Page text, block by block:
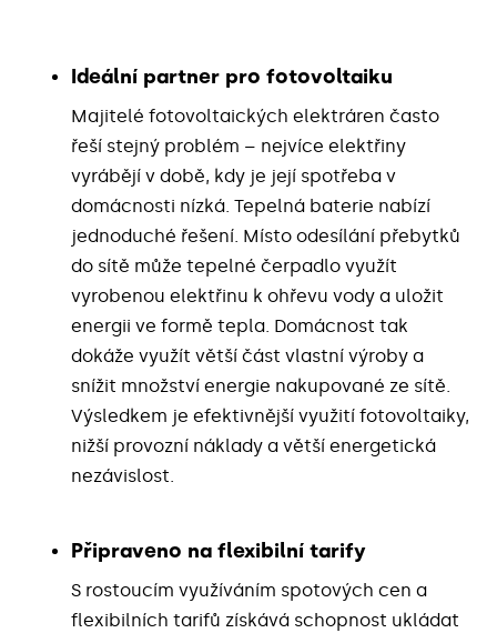
Ideální partner pro fotovoltaiku
Majitelé fotovoltaických elektráren často
řeší stejný problém – nejvíce elektřiny
vyrábějí v době, kdy je její spotřeba v
domácnosti nízká. Tepelná baterie nabízí
jednoduché řešení. Místo odesílání přebytků
do sítě může tepelné čerpadlo využít
vyrobenou elektřinu k ohřevu vody a uložit
energii ve formě tepla. Domácnost tak
dokáže využít větší část vlastní výroby a
snížit množství energie nakupované ze sítě.
Výsledkem je efektivnější využití fotovoltaiky,
nižší provozní náklady a větší energetická
nezávislost.
Připraveno na flexibilní tarify
S rostoucím využíváním spotových cen a
flexibilních tarifů získává schopnost ukládat